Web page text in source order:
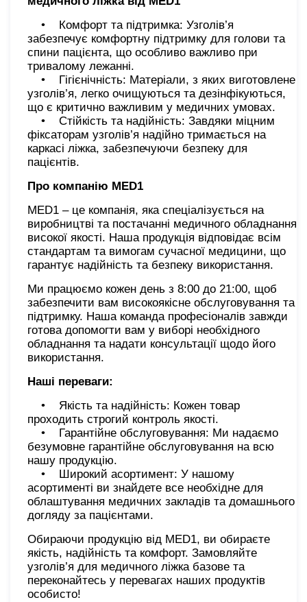
• Комфорт та підтримка: Узголів’я
забезпечує комфортну підтримку для голови та
спини пацієнта, що особливо важливо при
тривалому лежанні.
• Гігієнічність: Матеріали, з яких виготовлене
узголів’я, легко очищуються та дезінфікуються,
що є критично важливим у медичних умовах.
• Стійкість та надійність: Завдяки міцним
фіксаторам узголів’я надійно тримається на
каркасі ліжка, забезпечуючи безпеку для
пацієнтів.
Про компанію MED1
MED1 – це компанія, яка спеціалізується на
виробництві та постачанні медичного обладнання
високої якості. Наша продукція відповідає всім
стандартам та вимогам сучасної медицини, що
гарантує надійність та безпеку використання.
Ми працюємо кожен день з 8:00 до 21:00, щоб
забезпечити вам високоякісне обслуговування та
підтримку. Наша команда професіоналів завжди
готова допомогти вам у виборі необхідного
обладнання та надати консультації щодо його
використання.
Наші переваги:
• Якість та надійність: Кожен товар
проходить строгий контроль якості.
• Гарантійне обслуговування: Ми надаємо
безумовне гарантійне обслуговування на всю
нашу продукцію.
• Широкий асортимент: У нашому
асортименті ви знайдете все необхідне для
облаштування медичних закладів та домашнього
догляду за пацієнтами.
Обираючи продукцію від MED1, ви обираєте
якість, надійність та комфорт. Замовляйте
узголів’я для медичного ліжка базове та
переконайтесь у перевагах наших продуктів
особисто!